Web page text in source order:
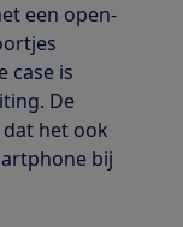
een open-
case is
De
het ook
bij